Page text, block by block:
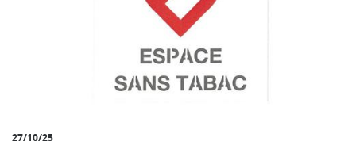
27/10/25